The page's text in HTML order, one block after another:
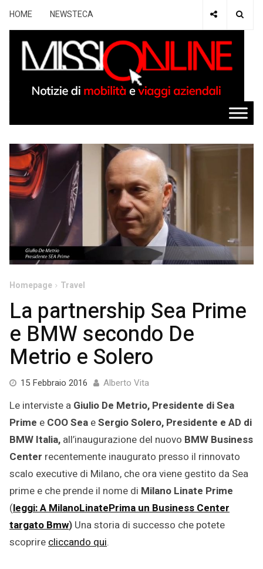
HOME NEWSTECA
Homepage Travel
La partnership Sea Prime
e BMW secondo De
Metrio e Solero
15 Febbraio 2016
2020
Alberto Vita
Le interviste a Giulio De Metrio, Presidente di Sea
Prime e COO Sea eSergio Solero, Presidente e AD di
BMW Italia, all’inaugurazione del nuovo BMW Business
Center recentemente inaugurato presso il rinnovato
scalo executive di Milano, che ora viene gestito da Sea
prime e che prende il nome di Milano Linate Prime
(leggi: A MilanoLinatePrima un Business Center
targato Bmw) Una storia di successo che potete
scoprirecliccando qui.